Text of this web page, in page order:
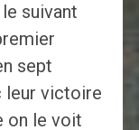
suivant
sept
leur victoire
on le voit